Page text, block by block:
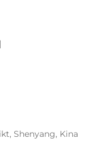
Shenyang, Kina